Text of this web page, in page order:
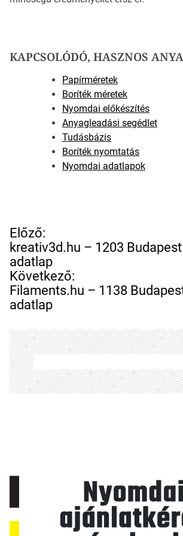
KAPCSOLÓDÓ, HASZNOS
Papírméretek
Boríték méretek
Nyomdai előkészítés
Anyagleadási segédlet
Tudásbázis
Boríték nyomtatás
Nyomdai adatlapok
B
e
j
e
g
y
z
é
s
n
a
v
ó
Előző:
kreativ3d.hu – 1203
adatlap
Következő:
Filaments.hu – 1138
adatlap